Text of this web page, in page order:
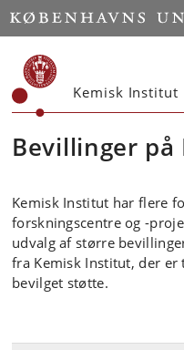
Start
Kemisk Institut
Bevillinger på
Kemisk Institut har flere
forskningscentre og -
udvalg af større
fra Kemisk Institut, der
bevilget støtte.